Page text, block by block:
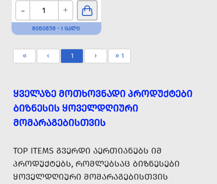
- +
ᲛᲘᲜᲘᲛᲣᲛ - 1 ᲪᲐᲚᲘ
« ‹ 1 › » 1
ᲧᲕᲔᲚᲐᲖᲔ ᲛᲝᲗᲮᲝᲕᲜᲐᲓᲘ ᲞᲠᲝᲓᲣᲥᲢᲔᲑᲘ
ᲑᲘᲖᲜᲔᲡᲘᲡ ᲧᲝᲕᲔᲚᲓᲦᲘᲣᲠᲘ
ᲛᲝᲛᲐᲠᲐᲒᲔᲑᲘᲡᲗᲕᲘᲡ
TOP ITEMS ᲒᲕᲔᲠᲓᲘ ᲐᲔᲠᲗᲘᲐᲜᲔᲑᲡ ᲘᲛ
ᲞᲠᲝᲓᲣᲥᲢᲔᲑᲡ, ᲠᲝᲛᲚᲔᲑᲡᲐᲪ ᲑᲘᲖᲜᲔᲡᲔᲑᲘ
ᲧᲝᲕᲔᲚᲓᲦᲘᲣᲠᲘ ᲛᲝᲛᲐᲠᲐᲒᲔᲑᲘᲡᲗᲕᲘᲡ